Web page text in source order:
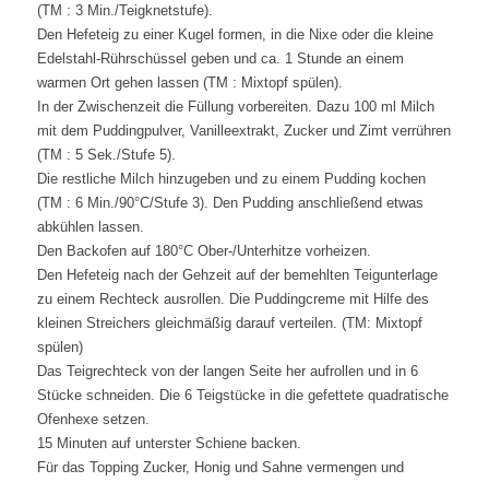
(TM : 3 Min./Teigknetstufe).
Den Hefeteig zu einer Kugel formen, in die Nixe oder die kleine
Edelstahl-Rührschüssel geben und ca. 1 Stunde an einem
warmen Ort gehen lassen (TM : Mixtopf spülen).
In der Zwischenzeit die Füllung vorbereiten. Dazu 100 ml Milch
mit dem Puddingpulver, Vanilleextrakt, Zucker und Zimt verrühren
(TM : 5 Sek./Stufe 5).
Die restliche Milch hinzugeben und zu einem Pudding kochen
(TM : 6 Min./90°C/Stufe 3). Den Pudding anschließend etwas
abkühlen lassen.
Den Backofen auf 180°C Ober-/Unterhitze vorheizen.
Den Hefeteig nach der Gehzeit auf der bemehlten Teigunterlage
zu einem Rechteck ausrollen. Die Puddingcreme mit Hilfe des
kleinen Streichers gleichmäßig darauf verteilen. (TM: Mixtopf
spülen)
Das Teigrechteck von der langen Seite her aufrollen und in 6
Stücke schneiden. Die 6 Teigstücke in die gefettete quadratische
Ofenhexe setzen.
15 Minuten auf unterster Schiene backen.
Für das Topping Zucker, Honig und Sahne vermengen und